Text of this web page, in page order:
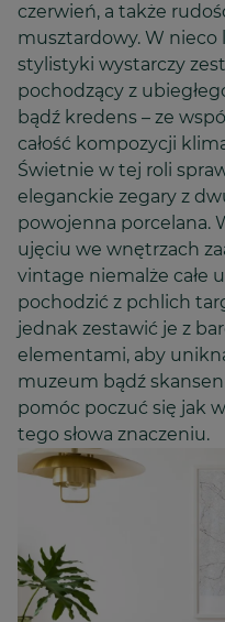
czerwień, a także
musztardowy. W
stylistyki wystarczy
pochodzący z
bądź kredens – ze
całość kompozycji
Świetnie w tej roli
eleganckie zegary z
powojenna porcelana.
ujęciu we wnętrzach
vintage niemalże całe
pochodzić z pchlich
jednak zestawić je z
elementami, aby
muzeum bądź
pomóc poczuć się jak
tego słowa znaczeniu.